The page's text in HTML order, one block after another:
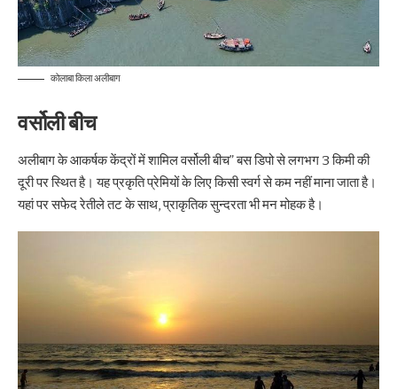
कोलाबा किला अलीबाग
वर्सोली बीच
अलीबाग के आकर्षक केंद्रों में शामिल वर्सोली बीच” बस डिपो से लगभग 3 किमी की
दूरी पर स्थित है। यह प्रकृति प्रेमियों के लिए किसी स्वर्ग से कम नहीं माना जाता है।
यहां पर सफेद रेतीले तट के साथ, प्राकृतिक सुन्दरता भी मन मोहक है।